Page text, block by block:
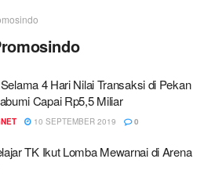
4 Hari Nilai Transaksi di Pekan
Capai Rp5,5 Miliar
10 SEPTEMBER 2019 0
TK Ikut Lomba Mewarnai di Arena